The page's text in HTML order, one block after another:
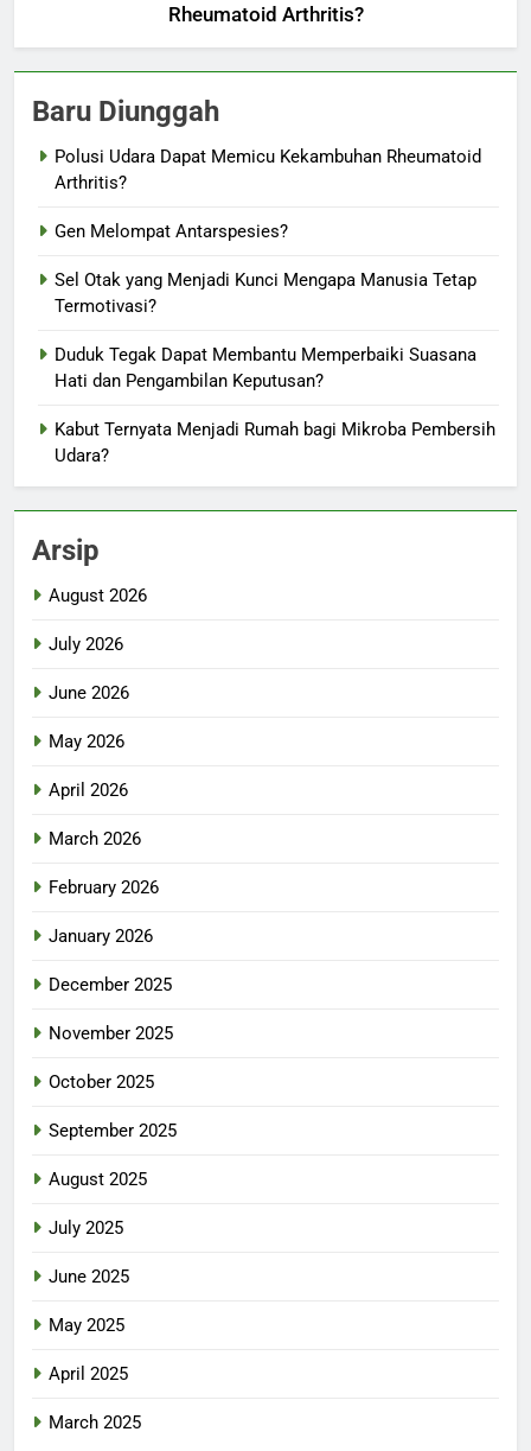
Rheumatoid Arthritis?
Baru Diunggah
Polusi Udara Dapat Memicu Kekambuhan Rheumatoid
Arthritis?
Gen Melompat Antarspesies?
Sel Otak yang Menjadi Kunci Mengapa Manusia Tetap
Termotivasi?
Duduk Tegak Dapat Membantu Memperbaiki Suasana
Hati dan Pengambilan Keputusan?
Kabut Ternyata Menjadi Rumah bagi Mikroba Pembersih
Udara?
Arsip
August 2026
July 2026
June 2026
May 2026
April 2026
March 2026
February 2026
January 2026
December 2025
November 2025
October 2025
September 2025
August 2025
July 2025
June 2025
May 2025
April 2025
March 2025